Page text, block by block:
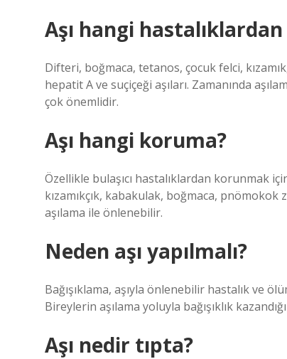
Aşı hangi
Difteri, boğmaca, tetanos, çocuk felci,
hepatit A ve suçiçeği aşıları. Zamanında
çok önemlidir.
Aşı hangi koruma?
Özellikle bulaşıcı hastalıklardan korunmak
kızamıkçık, kabakulak, boğmaca,
aşılama ile önlenebilir.
Neden aşı yapılmalı?
Bağışıklama, aşıyla önlenebilir hastalık ve
Bireylerin aşılama yoluyla bağışıklık
Aşı nedir tıpta?